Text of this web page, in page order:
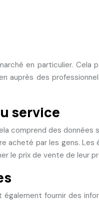
en particulier. Cela
des
service
comprend des
par les gens.
le prix de vente de leur
fournir des